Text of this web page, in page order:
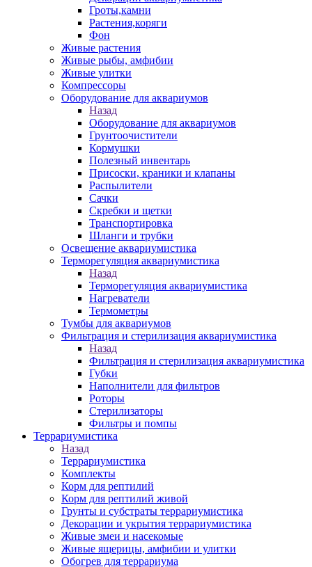
Гроты,камни
Растения,коряги
Фон
Живые растения
Живые рыбы, амфибии
Живые улитки
Компрессоры
Оборудование для аквариумов
Назад
Оборудование для аквариумов
Грунтоочистители
Кормушки
Полезный инвентарь
Присоски, краники и клапаны
Распылители
Сачки
Скребки и щетки
Транспортировка
Шланги и трубки
Освещение аквариумистика
Терморегуляция аквариумистика
Назад
Терморегуляция аквариумистика
Нагреватели
Термометры
Тумбы для аквариумов
Фильтрация и стерилизация аквариумистика
Назад
Фильтрация и стерилизация аквариумистика
Губки
Наполнители для фильтров
Роторы
Стерилизаторы
Фильтры и помпы
Террариумистика
Назад
Террариумистика
Комплекты
Корм для рептилий
Корм для рептилий живой
Грунты и субстраты террариумистика
Декорации и укрытия террариумистика
Живые змеи и насекомые
Живые ящерицы, амфибии и улитки
Обогрев для террариума